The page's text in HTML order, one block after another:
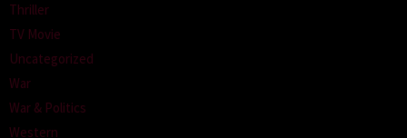
Thriller
TV Movie
Uncategorized
War
War & Politics
Western